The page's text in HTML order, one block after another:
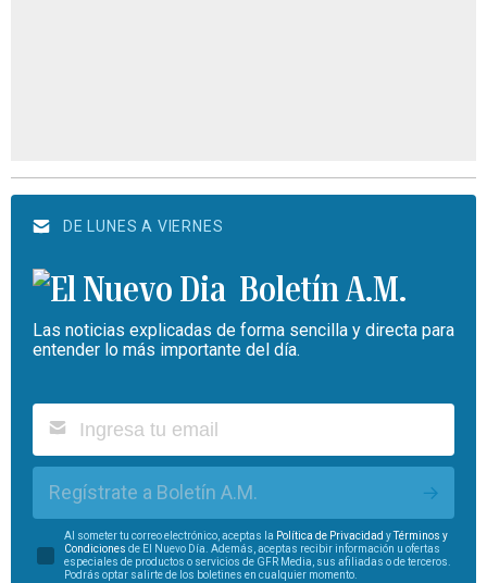
DE LUNES A VIERNES
Boletín A.M.
Las noticias explicadas de forma sencilla y directa para
entender lo más importante del día.
Regístrate a Boletín A.M.
Al someter tu correo electrónico, aceptas la Política de Privacidad yTérminos y
Condiciones de El Nuevo Día. Además, aceptas recibir información u ofertas
especiales de productos o servicios de GFR Media, sus afiliadas o de terceros.
Podrás optar salirte de los boletines en cualquier momento.